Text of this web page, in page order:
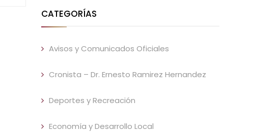
CATEGORÍAS
Avisos y Comunicados Oficiales
Cronista – Dr. Ernesto Ramirez Hernandez
Deportes y Recreación
Economía y Desarrollo Local